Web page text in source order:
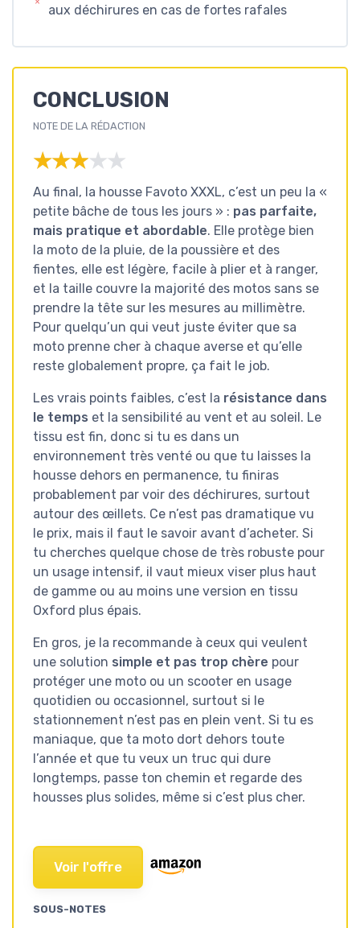
aux déchirures en cas de fortes rafales
CONCLUSION
NOTE DE LA RÉDACTION
★★★★★
★★★★★
Au final, la housse Favoto XXXL, c’est un peu la «
petite bâche de tous les jours » : pas parfaite,
mais pratique et abordable. Elle protège bien
la moto de la pluie, de la poussière et des
fientes, elle est légère, facile à plier et à ranger,
et la taille couvre la majorité des motos sans se
prendre la tête sur les mesures au millimètre.
Pour quelqu’un qui veut juste éviter que sa
moto prenne cher à chaque averse et qu’elle
reste globalement propre, ça fait le job.
Les vrais points faibles, c’est la résistance dans
le temps et la sensibilité au vent et au soleil. Le
tissu est fin, donc si tu es dans un
environnement très venté ou que tu laisses la
housse dehors en permanence, tu finiras
probablement par voir des déchirures, surtout
autour des œillets. Ce n’est pas dramatique vu
le prix, mais il faut le savoir avant d’acheter. Si
tu cherches quelque chose de très robuste pour
un usage intensif, il vaut mieux viser plus haut
de gamme ou au moins une version en tissu
Oxford plus épais.
En gros, je la recommande à ceux qui veulent
une solution simple et pas trop chère pour
protéger une moto ou un scooter en usage
quotidien ou occasionnel, surtout si le
stationnement n’est pas en plein vent. Si tu es
maniaque, que ta moto dort dehors toute
l’année et que tu veux un truc qui dure
longtemps, passe ton chemin et regarde des
housses plus solides, même si c’est plus cher.
Voir l'offre
SOUS-NOTES